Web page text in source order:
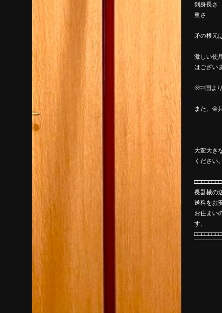
剣身長
重さ
矛の根元
激しい使
はござい
※中国よ
また、金
大変大き
ください
長器械の
送料をお
お住まい
す。